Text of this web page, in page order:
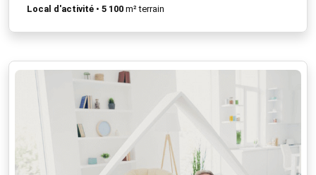
Local d'activité • 5 100 m² terrain